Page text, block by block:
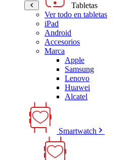
Tabletas
Ver todo en tabletas
iPad
Android
Accesorios
Marca
Apple
Samsung
Lenovo
Huawei
Alcatel
Smartwatch